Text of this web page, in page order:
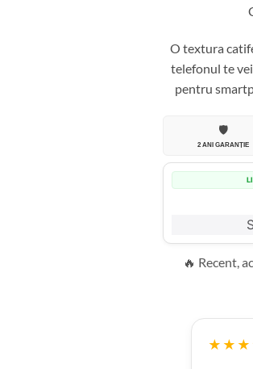
O textura
telefonul te
pentru
🛡️
2 ANI GARANȚIE
🔥 Recent,